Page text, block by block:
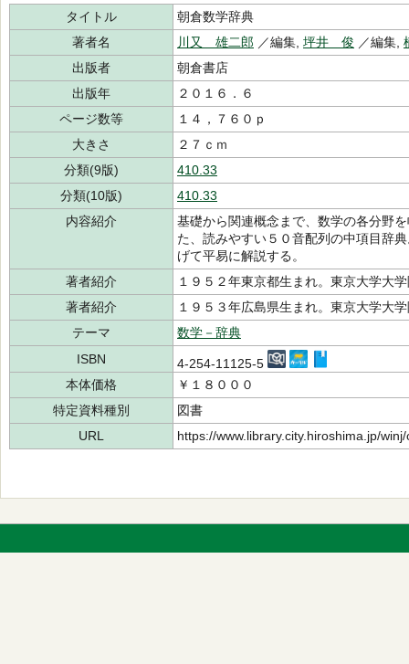
タイトル
朝倉数学辞典
著者名
川又 雄二郎 ／編集, 坪井 俊 ／編集,
出版者
朝倉書店
出版年
２０１６．６
ページ数等
１４，７６０ｐ
大きさ
２７ｃｍ
分類(9版)
410.33
分類(10版)
410.33
内容紹介
基礎から関連概念まで、数学の各分野
た、読みやすい５０音配列の中項目辞
げて平易に解説する。
著者紹介
１９５２年東京都生まれ。東京大学大
著者紹介
１９５３年広島県生まれ。東京大学大
テーマ
数学－辞典
ISBN
4-254-11125-5
本体価格
￥１８０００
特定資料種別
図書
URL
https://www.library.city.hiroshima.jp/